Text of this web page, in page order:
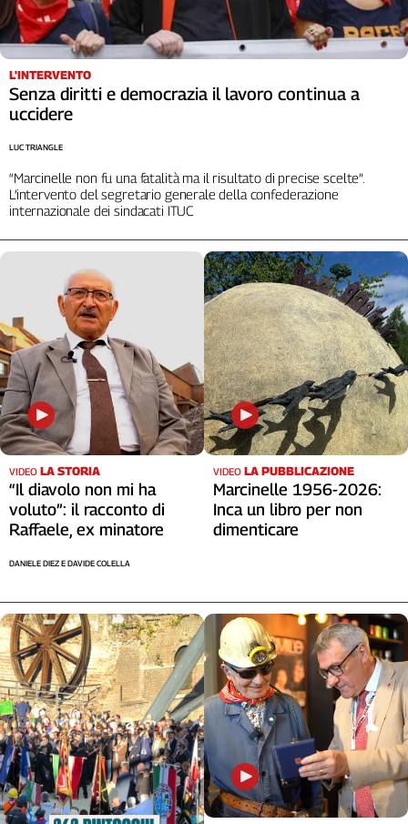
L'INTERVENTO
Senza diritti e democrazia il lavoro continua a
uccidere
“Marcinelle non fu una fatalità ma il risultato di precise scelte”.
L’intervento del segretario generale della confederazione
internazionale dei sindacati ITUC
LUC TRIANGLE
VIDEO LA STORIA
“Il diavolo non mi ha
voluto”: il racconto di
Raffaele, ex minatore
DANIELE DIEZ E DAVIDE COLELLA
VIDEO LA PUBBLICAZIONE
Marcinelle 1956-2026:
Inca un libro per non
dimenticare